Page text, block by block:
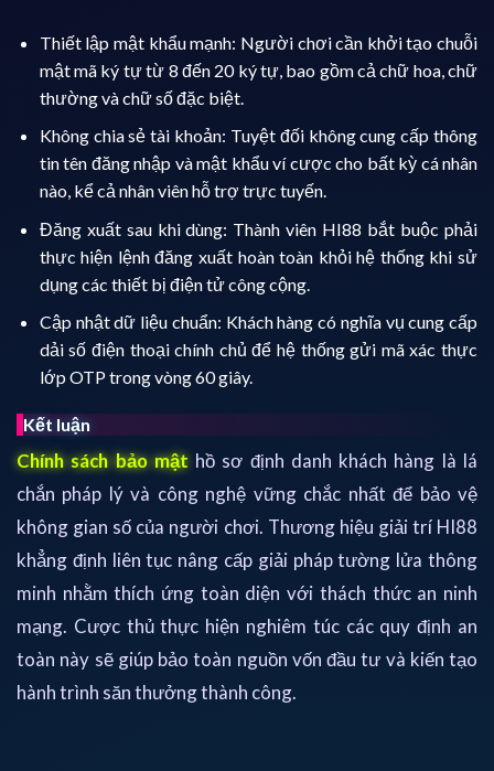
Thiết lập mật khẩu mạnh: Người chơi cần khởi tạo chuỗi
mật mã ký tự từ 8 đến 20 ký tự, bao gồm cả chữ hoa, chữ
thường và chữ số đặc biệt.
Không chia sẻ tài khoản: Tuyệt đối không cung cấp thông
tin tên đăng nhập và mật khẩu ví cược cho bất kỳ cá nhân
nào, kể cả nhân viên hỗ trợ trực tuyến.
Đăng xuất sau khi dùng: Thành viên HI88 bắt buộc phải
thực hiện lệnh đăng xuất hoàn toàn khỏi hệ thống khi sử
dụng các thiết bị điện tử công cộng.
Cập nhật dữ liệu chuẩn: Khách hàng có nghĩa vụ cung cấp
dải số điện thoại chính chủ để hệ thống gửi mã xác thực
lớp OTP trong vòng 60 giây.
Kết luận
Chính sách bảo mậthồ sơ định danh khách hàng là lá
chắn pháp lý và công nghệ vững chắc nhất để bảo vệ
không gian số của người chơi. Thương hiệu giải trí HI88
khẳng định liên tục nâng cấp giải pháp tường lửa thông
minh nhằm thích ứng toàn diện với thách thức an ninh
mạng. Cược thủ thực hiện nghiêm túc các quy định an
toàn này sẽ giúp bảo toàn nguồn vốn đầu tư và kiến tạo
hành trình săn thưởng thành công.